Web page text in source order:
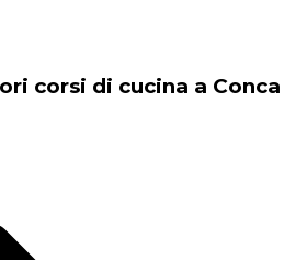
corsi di cucina a Conca